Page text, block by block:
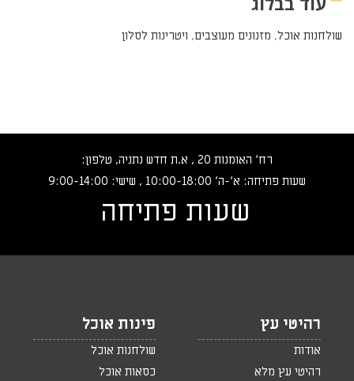
שולחנות אוכל, מזנונים מעוצבים, ויטרינות לסלון
רח‘ האומנות 20 , א.ת חדש נתניה, טלפון:
שעות פתיחה: א‘-ה‘ 10:00-18:00 , שישי: 9:00-14:00
שעות פתיחה
רהיטי עץ
אודות
רהיטי עץ מלא
פינות אוכל
שולחנות אוכל
כסאות אוכל